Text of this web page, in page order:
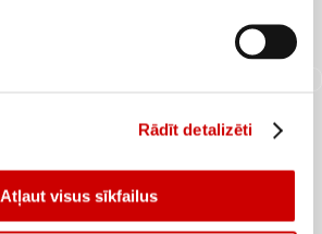
Rādīt detalizēti
Atļaut visus sīkfailus